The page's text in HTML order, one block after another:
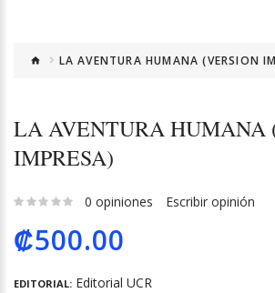
LA AVENTURA HUMANA (VERSION
LA AVENTURA HUMANA
IMPRESA)
0 opiniones Escribir opinión
₡500.00
EDITORIAL: Editorial UCR